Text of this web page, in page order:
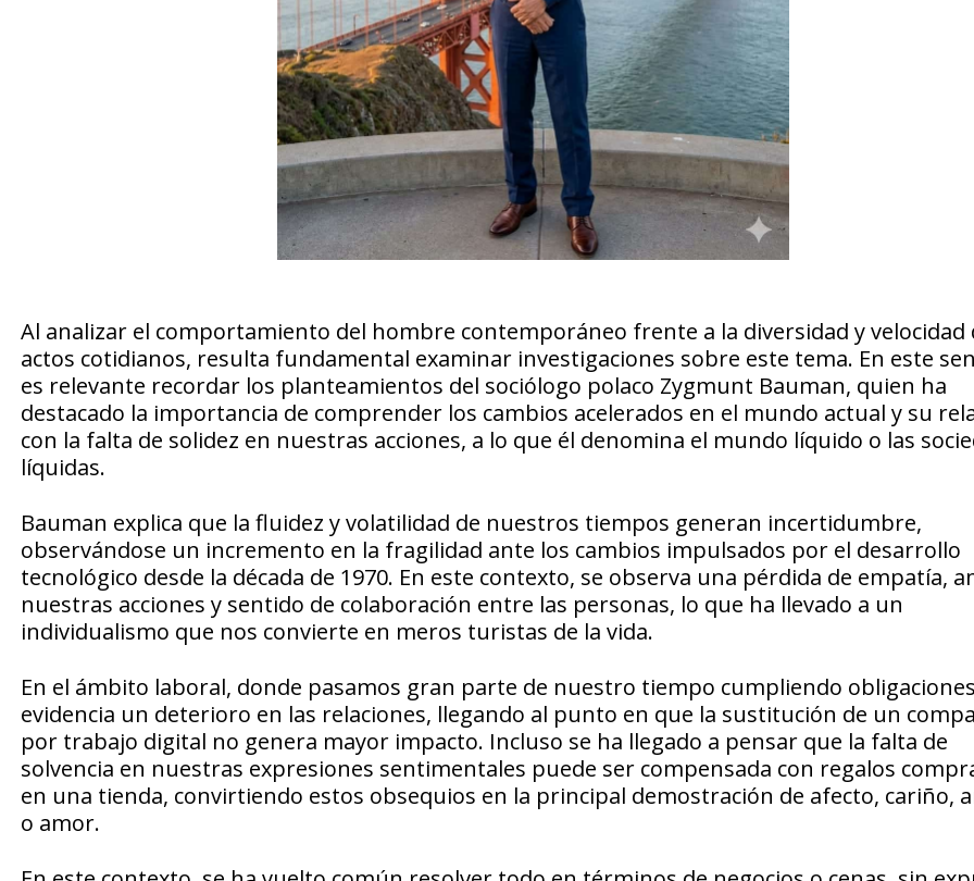
Al analizar el comportamiento del hombre contemporáneo frente a la diversidad y velocidad
actos cotidianos, resulta fundamental examinar investigaciones sobre este tema. En este
es relevante recordar los planteamientos del sociólogo polaco Zygmunt Bauman, quien ha
destacado la importancia de comprender los cambios acelerados en el mundo actual y su
con la falta de solidez en nuestras acciones, a lo que él denomina el mundo líquido o las
líquidas.
Bauman explica que la fluidez y volatilidad de nuestros tiempos generan incertidumbre,
observándose un incremento en la fragilidad ante los cambios impulsados por el desarrollo
tecnológico desde la década de 1970. En este contexto, se observa una pérdida de empatía,
nuestras acciones y sentido de colaboración entre las personas, lo que ha llevado a un
individualismo que nos convierte en meros turistas de la vida.
En el ámbito laboral, donde pasamos gran parte de nuestro tiempo cumpliendo
evidencia un deterioro en las relaciones, llegando al punto en que la sustitución de un
por trabajo digital no genera mayor impacto. Incluso se ha llegado a pensar que la falta de
solvencia en nuestras expresiones sentimentales puede ser compensada con regalos
en una tienda, convirtiendo estos obsequios en la principal demostración de afecto, cariño,
o amor.